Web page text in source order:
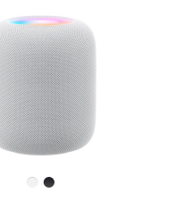
步
了
解
HomePod<